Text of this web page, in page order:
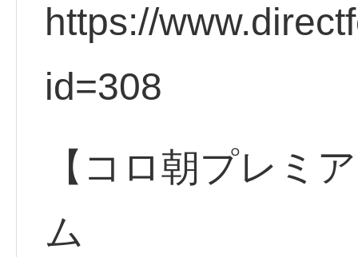
https://
id=308
【コロ朝プレミ
ム